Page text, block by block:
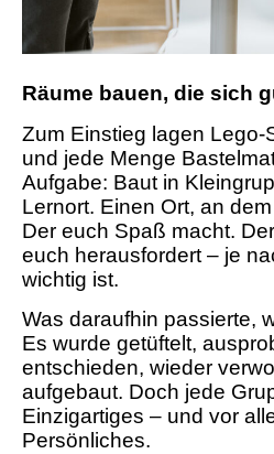
Räume bauen, die sich
Zum Einstieg lagen Lego-
und jede Menge
Aufgabe: Baut in
Lernort. Einen Ort, an
Der euch Spaß macht.
euch herausfordert – je
wichtig ist.
Was daraufhin passierte,
Es wurde getüftelt,
entschieden, wieder
aufgebaut. Doch jede
Einzigartiges – und vor
Persönliches.